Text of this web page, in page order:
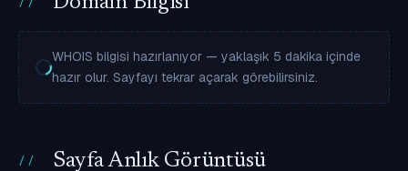
WHOIS bilgisi hazırlanıyor — yaklaşık 5 dakika içinde
hazır olur. Sayfayı tekrar açarak görebilirsiniz.
Sayfa Anlık Görüntüsü